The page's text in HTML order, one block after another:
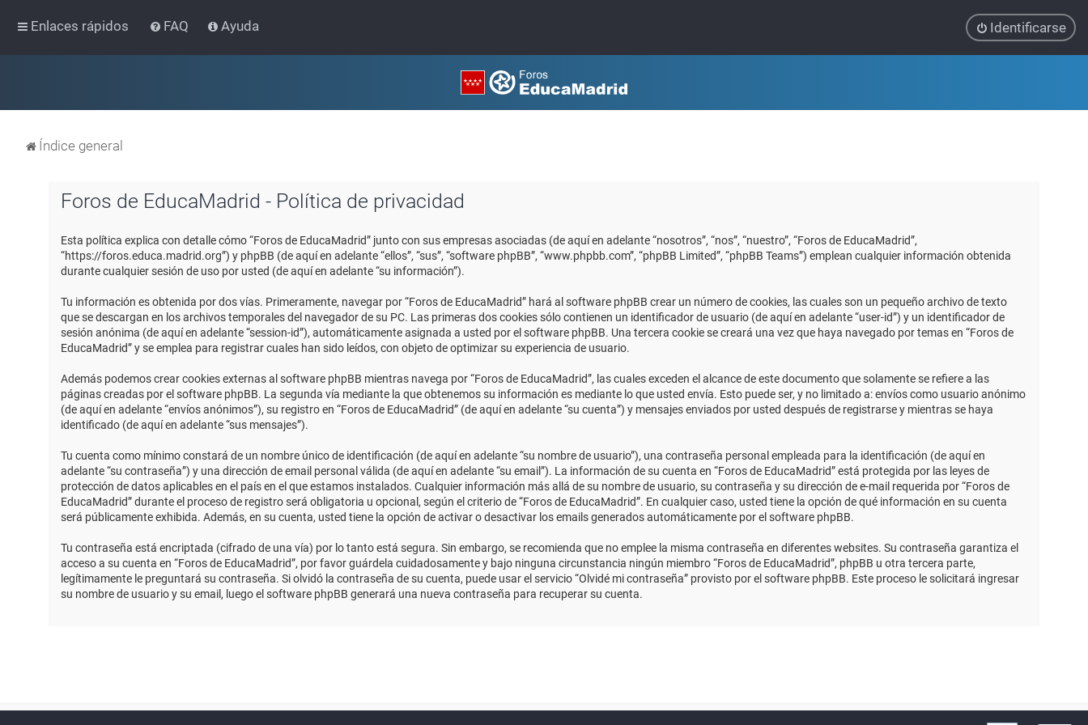
Enlaces rápidos FAQ Ayuda Identificarse
Índice general
Foros de EducaMadrid - Política de privacidad
Esta política explica con detalle cómo “Foros de EducaMadrid” junto con sus empresas asociadas (de aquí en adelante “nosotros”, “nos”, “nuestro”, “Foros de EducaMadrid”,
“https://foros.educa.madrid.org”) y phpBB (de aquí en adelante “ellos”, “sus”, “software phpBB”, “www.phpbb.com”, “phpBB Limited”, “phpBB Teams”) emplean cualquier información obtenida
durante cualquier sesión de uso por usted (de aquí en adelante “su información”).
Tu información es obtenida por dos vías. Primeramente, navegar por “Foros de EducaMadrid” hará al software phpBB crear un número de cookies, las cuales son un pequeño archivo de texto
que se descargan en los archivos temporales del navegador de su PC. Las primeras dos cookies sólo contienen un identificador de usuario (de aquí en adelante “user-id”) y un identificador de
sesión anónima (de aquí en adelante “session-id”), automáticamente asignada a usted por el software phpBB. Una tercera cookie se creará una vez que haya navegado por temas en “Foros de
EducaMadrid” y se emplea para registrar cuales han sido leídos, con objeto de optimizar su experiencia de usuario.
Además podemos crear cookies externas al software phpBB mientras navega por “Foros de EducaMadrid”, las cuales exceden el alcance de este documento que solamente se refiere a las
páginas creadas por el software phpBB. La segunda vía mediante la que obtenemos su información es mediante lo que usted envía. Esto puede ser, y no limitado a: envíos como usuario anónimo
(de aquí en adelante “envíos anónimos”), su registro en “Foros de EducaMadrid” (de aquí en adelante “su cuenta”) y mensajes enviados por usted después de registrarse y mientras se haya
identificado (de aquí en adelante “sus mensajes”).
Tu cuenta como mínimo constará de un nombre único de identificación (de aquí en adelante “su nombre de usuario”), una contraseña personal empleada para la identificación (de aquí en
adelante “su contraseña”) y una dirección de email personal válida (de aquí en adelante “su email”). La información de su cuenta en “Foros de EducaMadrid” está protegida por las leyes de
protección de datos aplicables en el país en el que estamos instalados. Cualquier información más allá de su nombre de usuario, su contraseña y su dirección de e-mail requerida por “Foros de
EducaMadrid” durante el proceso de registro será obligatoria u opcional, según el criterio de “Foros de EducaMadrid”. En cualquier caso, usted tiene la opción de qué información en su cuenta
será públicamente exhibida. Además, en su cuenta, usted tiene la opción de activar o desactivar los emails generados automáticamente por el software phpBB.
Tu contraseña está encriptada (cifrado de una vía) por lo tanto está segura. Sin embargo, se recomienda que no emplee la misma contraseña en diferentes websites. Su contraseña garantiza el
acceso a su cuenta en “Foros de EducaMadrid”, por favor guárdela cuidadosamente y bajo ninguna circunstancia ningún miembro “Foros de EducaMadrid”, phpBB u otra tercera parte,
legítimamente le preguntará su contraseña. Si olvidó la contraseña de su cuenta, puede usar el servicio “Olvidé mi contraseña” provisto por el software phpBB. Este proceso le solicitará ingresar
su nombre de usuario y su email, luego el software phpBB generará una nueva contraseña para recuperar su cuenta.